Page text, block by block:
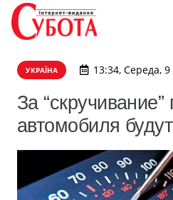
УКРАЇНА 13:34, Середа,
За “скручивание”
автомобиля